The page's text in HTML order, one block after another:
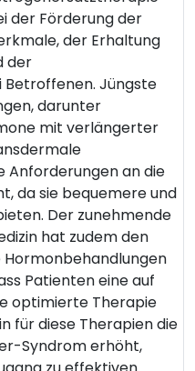
der Förderung der
der Erhaltung
der
Jüngste
darunter
mit verlängerter
Anforderungen an die
da sie bequemere und
Der zunehmende
hat zudem den
Patienten eine auf
optimierte Therapie
für diese Therapien die
Syndrom erhöht,